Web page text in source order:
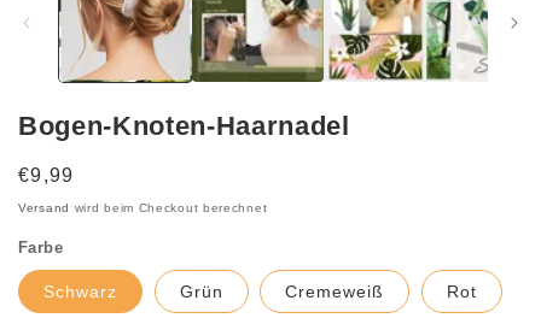
Bogen-Knoten-Haarnadel
Normaler
Preis
€9,99
Versand wird beim Checkout berechnet
Farbe
Schwarz Grün Cremeweiß Rot